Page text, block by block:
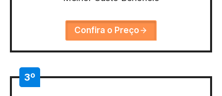
Confira o Preço
3º